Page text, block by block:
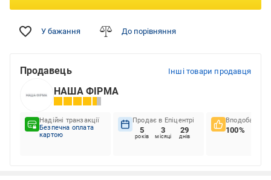
У бажання До порівняння
Продавець Інші товари продавця
НАША ФІРМА
Надійні транзакції
Безпечна оплата
картою
Продає в Епіцентрі
5
років
3
місяці
29
днів
Вподобання
100%